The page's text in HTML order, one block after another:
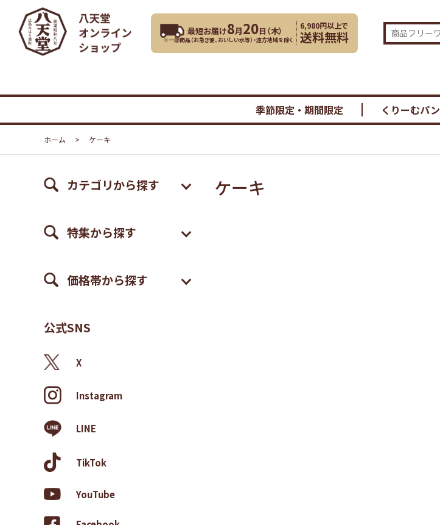
最短お届け8月20日（木）
※一部商品（お急ぎ便、おいしい水等）・遠方地域を除く
6,980円以上で
送料無料
季節限定・期間限定 くりーむパン
ホーム > ケーキ
カテゴリから探す
特集から探す
価格帯から探す
公式SNS
X
Instagram
LINE
TikTok
YouTube
ケーキ